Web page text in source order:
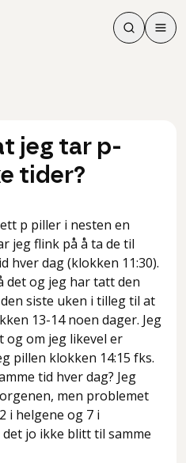
Søk
Søk
Meny
jeg tar p-
tider?
p piller i nesten en
jeg flink på å ta de til
hver dag (klokken 11:30).
det og jeg har tatt den
siste uken i tilleg til at
13-14 noen dager. Jeg
og om jeg likevel er
pillen klokken 14:15 fks.
tid hver dag? Jeg
men problemet
i helgene og 7 i
det jo ikke blitt til samme